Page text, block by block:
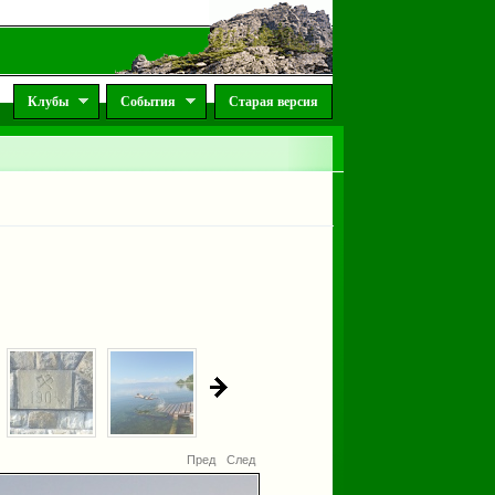
Клубы События Старая версия
Пред След